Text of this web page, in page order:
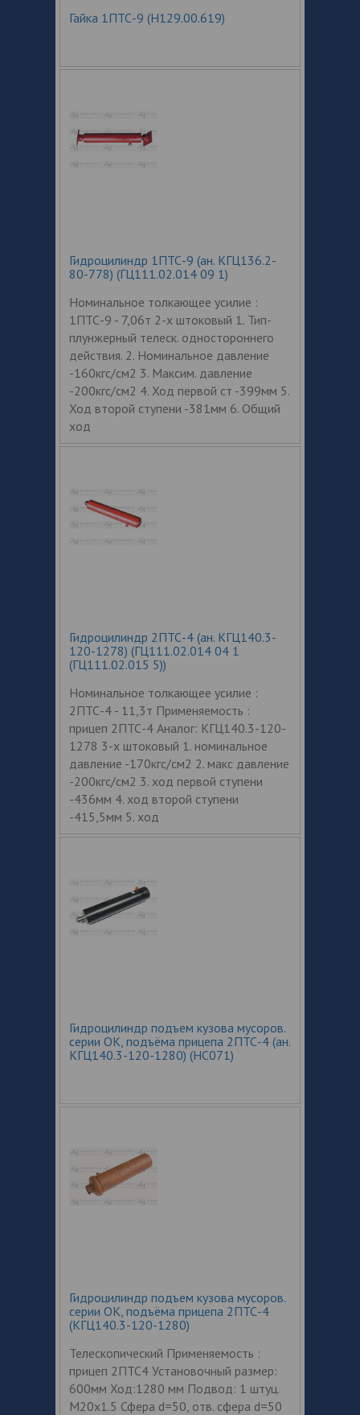
Гайка 1ПТС-9 (Н129.00.619)
Гидроцилиндр 1ПТС-9 (ан. КГЦ136.2-
80-778) (ГЦ111.02.014 09 1)
Номинальное толкающее усилие :
1ПТС-9 - 7,06т 2-х штоковый 1. Тип-
плунжерный телеск. одностороннего
действия. 2. Номинальное давление
-160кгс/см2 3. Максим. давление
-200кгс/см2 4. Ход первой ст -399мм 5.
Ход второй ступени -381мм 6. Общий
ход
Гидроцилиндр 2ПТС-4 (ан. КГЦ140.3-
120-1278) (ГЦ111.02.014 04 1
(ГЦ111.02.015 5))
Номинальное толкающее усилие :
2ПТС-4 - 11,3т Применяемость :
прицеп 2ПТС-4 Аналог: КГЦ140.3-120-
1278 3-х штоковый 1. номинальное
давление -170кгс/см2 2. макс давление
-200кгс/см2 3. ход первой ступени
-436мм 4. ход второй ступени
-415,5мм 5. ход
Гидроцилиндр подъем кузова мусоров.
серии ОК, подъёма прицепа 2ПТС-4 (ан.
КГЦ140.3-120-1280) (HC071)
Гидроцилиндр подъем кузова мусоров.
серии ОК, подъёма прицепа 2ПТС-4
(КГЦ140.3-120-1280)
Телескопический Применяемость :
прицеп 2ПТС4 Установочный размер:
600мм Ход:1280 мм Подвод: 1 штуц.
М20x1.5 Сфера d=50, отв. сфера d=50